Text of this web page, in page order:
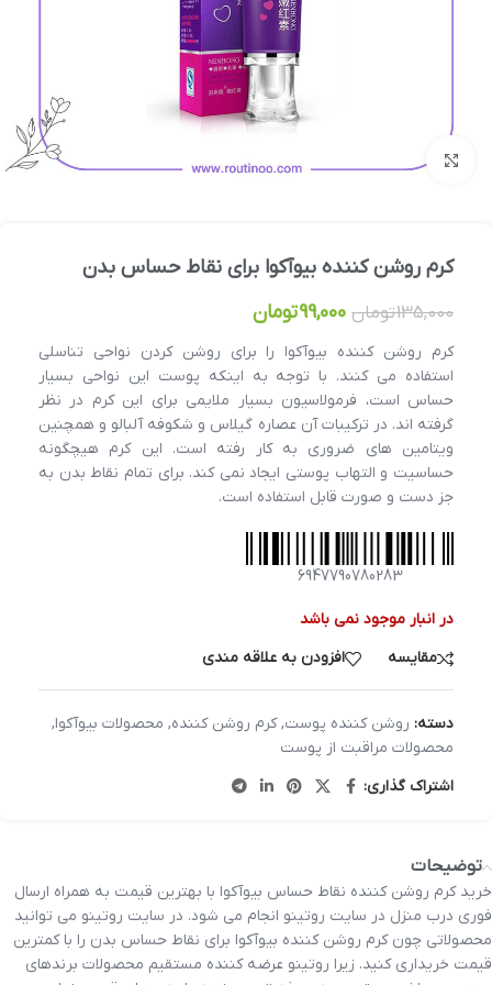
بزرگنمایی تصویر
کرم روشن کننده بیوآکوا برای نقاط حساس بدن
135,000تومان 99,000تومان
کرم روشن کننده بیوآکوا را برای روشن کردن نواحی تناسلی
استفاده می کنند. با توجه به اینکه پوست این نواحی بسیار
حساس است، فرمولاسیون بسیار ملایمی برای این کرم در نظر
گرفته اند. در ترکیبات آن عصاره گیلاس و شکوفه آلبالو و همچنین
ویتامین های ضروری به کار رفته است. این کرم هیچگونه
حساسیت و التهاب پوستی ایجاد نمی کند. برای تمام نقاط بدن به
جز دست و صورت قابل استفاده است.
6947790780283
در انبار موجود نمی باشد
مقایسه
افزودن به علاقه مندی
دسته: روشن کننده پوست, کرم روشن کننده, محصولات بیوآکوا,
محصولات مراقبت از پوست
اشتراک گذاری:
توضیحات
خرید کرم روشن کننده نقاط حساس بیوآکوا با بهترین قیمت به همراه ارسال
فوری درب منزل در سایت روتینو انجام می شود. در سایت روتینو می توانید
محصولاتی چون کرم روشن کننده بیوآکوا برای نقاط حساس بدن را با کمترین
قیمت خریداری کنید. زیرا روتینو عرضه کننده مستقیم محصولات برندهای